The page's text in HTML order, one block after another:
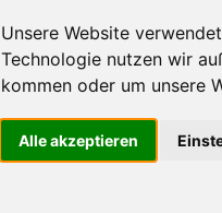
Unsere Website
Technologie nutzen wir
kommen oder um unsere
Alle akzeptieren